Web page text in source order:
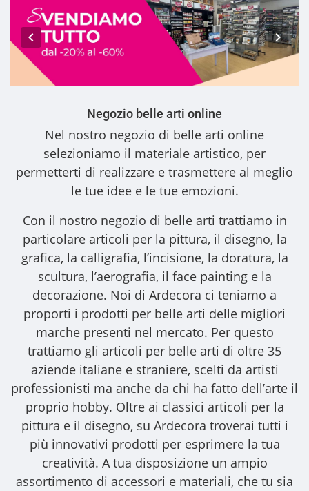
Negozio belle arti online
Nel nostro negozio di belle arti online
selezioniamo il materiale artistico, per
permetterti di realizzare e trasmettere al meglio
le tue idee e le tue emozioni.
Con il nostro negozio di belle arti trattiamo in
particolare articoli per la pittura, il disegno, la
grafica, la calligrafia, l’incisione, la doratura, la
scultura, l’aerografia, il face painting e la
decorazione. Noi di Ardecora ci teniamo a
proporti i prodotti per belle arti delle migliori
marche presenti nel mercato. Per questo
trattiamo gli articoli per belle arti di oltre 35
aziende italiane e straniere, scelti da artisti
professionisti ma anche da chi ha fatto dell’arte il
proprio hobby. Oltre ai classici articoli per la
pittura e il disegno, su Ardecora troverai tutti i
più innovativi prodotti per esprimere la tua
creatività. A tua disposizione un ampio
assortimento di accessori e materiali, che tu sia